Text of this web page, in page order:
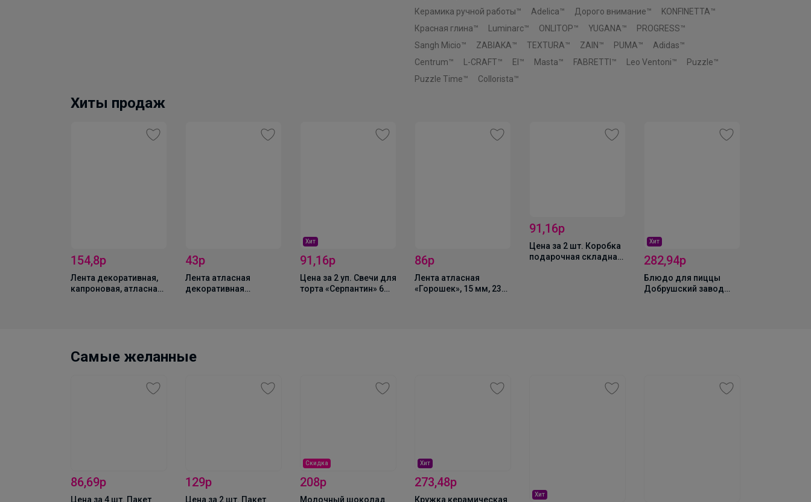
Керамика ручной работы™
Adelica™ Дорого внимание™
KONFINETTA™
Красная глина™
Luminarc™ ONLITOP™ YUGANA™
PROGRESS™
Sangh Micio™
ZABIAKA™ TEXTURA™ ZAIN™ PUMA™
Adidas™
Centrum™
L-CRAFT™ El™ Masta™ FABRETTI™ Leo Ventoni™
Puzzle™
Puzzle Time™
Collorista™
Хиты продаж
154,8р
Лента декоративная,
капроновая, атласная,
43р
Лента атласная
декоративная
Хит
91,16р
Цена за 2 уп. Свечи для
торта «Серпантин» 6
86р
Лента атласная
«Горошек», 15 мм, 23±1
91,16р
Цена за 2 шт. Коробка
подарочная складная,
Хит
282,94р
Блюдо для пиццы
Добрушский завод
Самые желанные
86,69р
Цена за 4 шт. Пакет
129р
Цена за 2 шт. Пакет
Скидка
208р
Молочный шоколад
Хит
273,48р
Кружка керамическая Хит
Ликвидация школьной формы BB - скидки до